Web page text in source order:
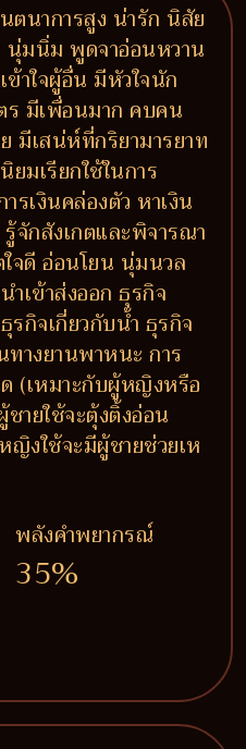
ตนาการสูง น่ารัก นิสัย
นุ่มนิ่ม พูดจาอ่อนหวาน
ข้าใจผู้อื่น มีหัวใจนัก
ร มีเพื่อนมาก คบคน
มีเสน่ห์ที่กริยามารยาท
มเรียกใช้ในการ
รเงินคล่องตัว หาเงิน
รู้จักสังเกตและพิจารณา
จดี อ่อนโยน นุ่มนวล
ำเข้าส่งออก ธุรกิจ
รกิจเกี่ยวกับน้ำ ธุรกิจ
ทางยานพาหนะ การ
(เหมาะกับผู้หญิงหรือ
ายใช้จะตุ้งติ้งอ่อน
งใช้จะมีผู้ชายช่วยเห
พลังคำพยากรณ์
35%